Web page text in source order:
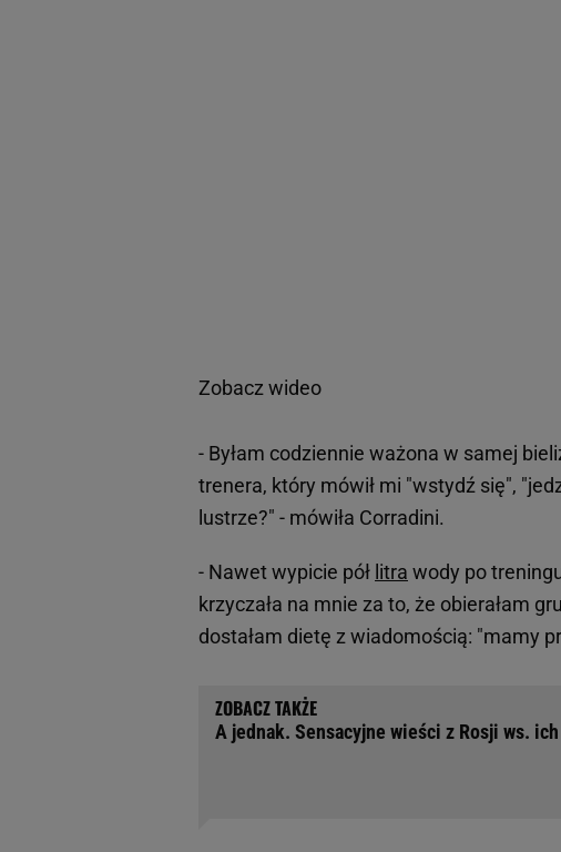
Zobacz wideo
- Byłam codziennie ważona w samej
trenera, który mówił mi "wstydź się",
lustrze?" - mówiła Corradini.
- Nawet wypicie pół litra wody po
krzyczała na mnie za to, że obierałam
dostałam dietę z wiadomością: "mamy
A jednak. Sensacyjne wieści z Rosji ws.